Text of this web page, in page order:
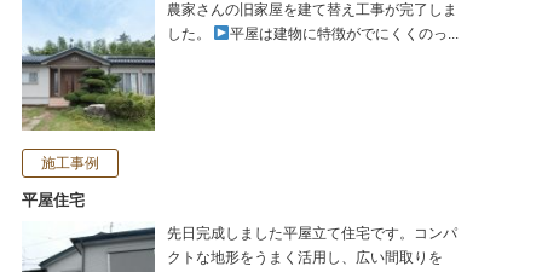
農家さんの旧家屋を建て替え工事が完了しま
した。
平屋は建物に特徴がでにくくのっ...
施工事例
平屋住宅
先日完成しました平屋立て住宅です。コンパ
クトな地形をうまく活用し、広い間取りを